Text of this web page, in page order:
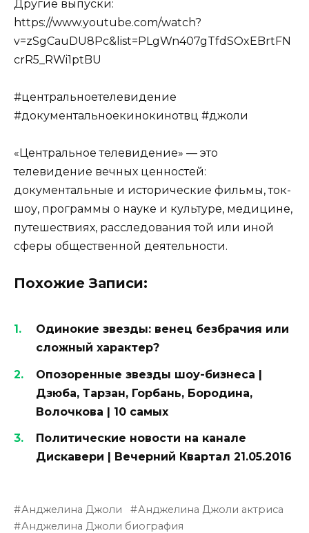
Другие выпуски:
https://www.youtube.com/watch?
v=zSgCauDU8Pc&list=PLgWn407gTfdSOxEBrtFN
crR5_RWi1ptBU
#центральноетелевидение
#документальноекинокинотвц #джоли
«Центральное телевидение» — это
телевидение вечных ценностей:
документальные и исторические фильмы, ток-
шоу, программы о науке и культуре, медицине,
путешествиях, расследования той или иной
сферы общественной деятельности.
Похожие Записи:
Одинокие звезды: венец безбрачия или
сложный характер?
Опозоренные звезды шоу-бизнеса |
Дзюба, Тарзан, Горбань, Бородина,
Волочкова | 10 самых
Политические новости на канале
Дискавери | Вечерний Квартал 21.05.2016
Анджелина Джоли
Анджелина Джоли актриса
Анджелина Джоли биография